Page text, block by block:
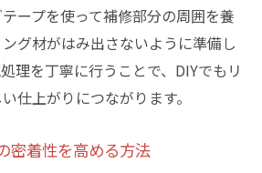
ープを使って補修部分の周囲を養
グ材がはみ出さないように準備し
理を丁寧に行うことで、DIYでもリ
仕上がりにつながります。
密着性を高める方法